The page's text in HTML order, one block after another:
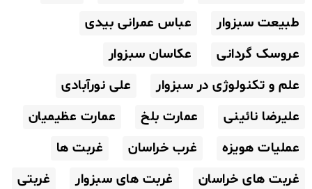
طبیعت سبزوار
عباس عمرانی بیدی
عروسک گردانی
عکاسان سبزوار
علم و تکنولوژی در سبزوار
علی نورآبادی
علیرضا نائینی
عمارت بلخ
عمارت عظیمیان
عملیات هویزه
غرب خراسان
غربت ها
غربت های خراسان
غربت های سبزوار
غربتی